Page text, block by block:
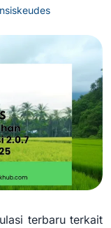
siskeudes
terbaru terkait